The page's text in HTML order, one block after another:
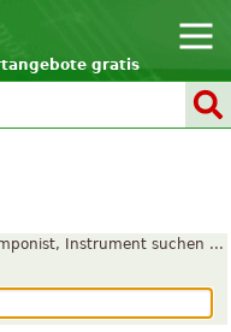
gratis
Instrument suchen ...